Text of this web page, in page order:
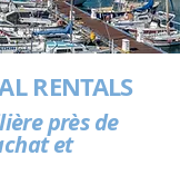
RENTALS
près de
et